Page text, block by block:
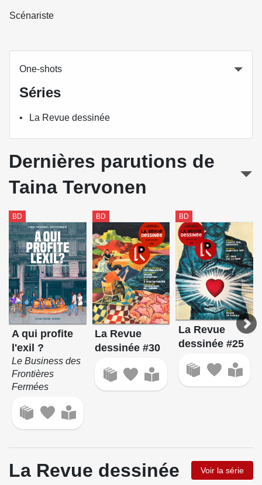
Scénariste
One-shots
Séries
La Revue dessinée
Dernières parutions de
Taina Tervonen
BD
A qui profite
l'exil ?
Le Business des
Frontières
Fermées
BD
La Revue
dessinée #30
BD
La Revue
dessinée #25
La Revue dessinée Voir la série